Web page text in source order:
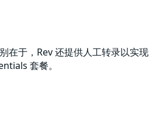
于，Rev 还提供人工转录以
套餐。